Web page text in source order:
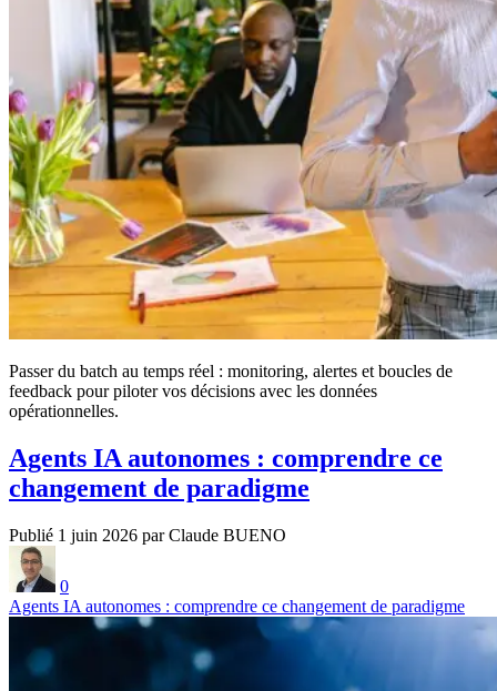
Passer du batch au temps réel : monitoring, alertes et boucles de
feedback pour piloter vos décisions avec les données
opérationnelles.
Agents IA autonomes : comprendre ce
changement de paradigme
Publié 1 juin 2026 par Claude BUENO
0
Agents IA autonomes : comprendre ce changement de paradigme